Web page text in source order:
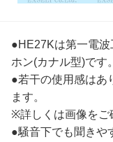
●HE27Kは第一電
ホン(カナル型)です。
●若干の使用感はあ
ます。
※詳しくは画像をご
●騒音下でも聞きや